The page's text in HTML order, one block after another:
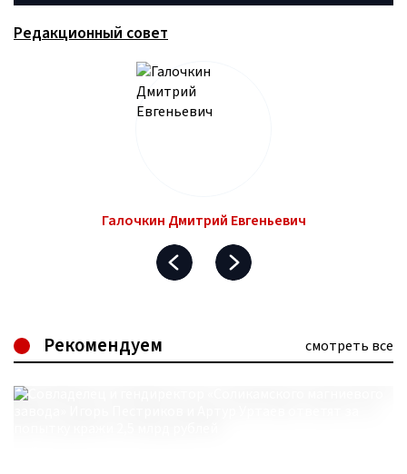
Редакционный совет
Галочкин Дмитрий Евгеньевич
Рекомендуем смотреть все